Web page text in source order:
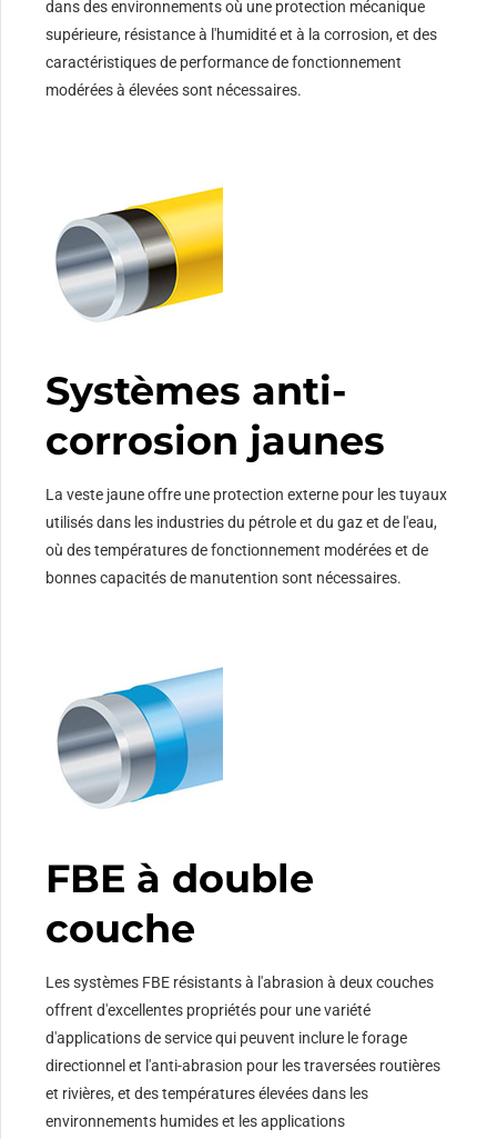
dans des environnements où une protection mécanique
supérieure, résistance à l'humidité et à la corrosion, et des
caractéristiques de performance de fonctionnement
modérées à élevées sont nécessaires.
Systèmes anti-
corrosion jaunes
La veste jaune offre une protection externe pour les tuyaux
utilisés dans les industries du pétrole et du gaz et de l'eau,
où des températures de fonctionnement modérées et de
bonnes capacités de manutention sont nécessaires.
FBE à double
couche
Les systèmes FBE résistants à l'abrasion à deux couches
offrent d'excellentes propriétés pour une variété
d'applications de service qui peuvent inclure le forage
directionnel et l'anti-abrasion pour les traversées routières
et rivières, et des températures élevées dans les
environnements humides et les applications